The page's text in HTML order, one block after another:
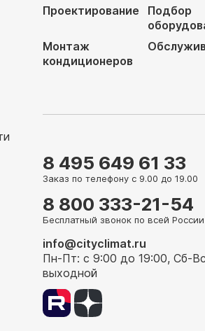
Проектирование
Подбор
Монтаж
кондиционеров
8 495 649 61 33
Заказ по телефону с 9.00 до 19.00
8 800 333-21-54
Бесплатный звонок по всей России
info@cityclimat.ru
Пн-Пт: с 9:00 до 19:00, Сб-
выходной